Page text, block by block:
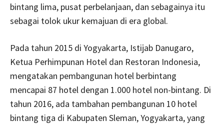
bintang lima, pusat perbelanjaan, dan sebagainya itu
sebagai tolok ukur kemajuan di era global.
Pada tahun 2015 di Yogyakarta, Istijab Danugaro,
Ketua Perhimpunan Hotel dan Restoran Indonesia,
mengatakan pembangunan hotel berbintang
mencapai 87 hotel dengan 1.000 hotel non-bintang. Di
tahun 2016, ada tambahan pembangunan 10 hotel
bintang tiga di Kabupaten Sleman, Yogyakarta, yang